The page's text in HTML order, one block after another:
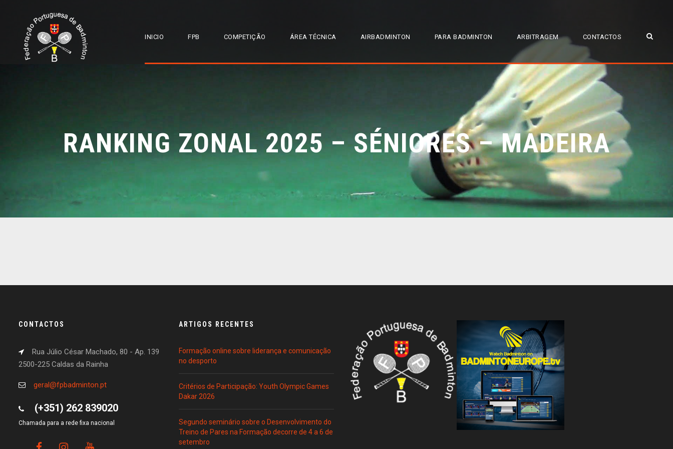
INICIO FPB COMPETIÇÃO ÁREA TÉCNICA AIRBADMINTON PARA BADMINTON ARBITRAGEM CONTACTOS
RANKING ZONAL 2025 – SÉNIORES – MADEIRA
CONTACTOS
Rua Júlio César Machado, 80 - Ap. 139
2500-225 Caldas da Rainha
geral@fpbadminton.pt
(+351) 262 839020
Chamada para a rede fixa nacional
ARTIGOS RECENTES
Formação online sobre liderança e comunicação
no desporto
Critérios de Participação: Youth Olympic Games
Dakar 2026
Segundo seminário sobre o Desenvolvimento do
Treino de Pares na Formação decorre de 4 a 6 de
setembro